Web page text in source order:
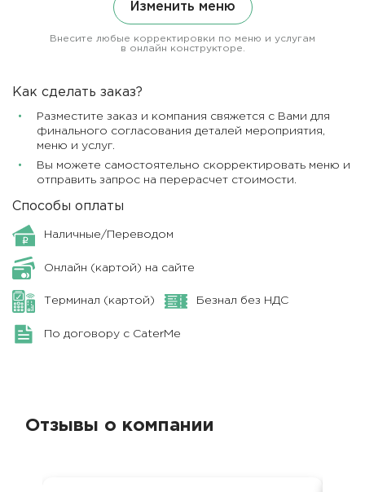
Изменить меню
Внесите любые корректировки по меню и услугам
в онлайн конструкторе.
Как сделать заказ?
Разместите заказ и компания свяжется с Вами для
финального согласования деталей мероприятия,
меню и услуг.
Вы можете самостоятельно скорректировать меню и
отправить запрос на перерасчет стоимости.
Способы оплаты
Наличные/Переводом
Онлайн (картой) на сайте
Терминал (картой) Безнал без НДС
По договору с CaterMe
Отзывы о компании